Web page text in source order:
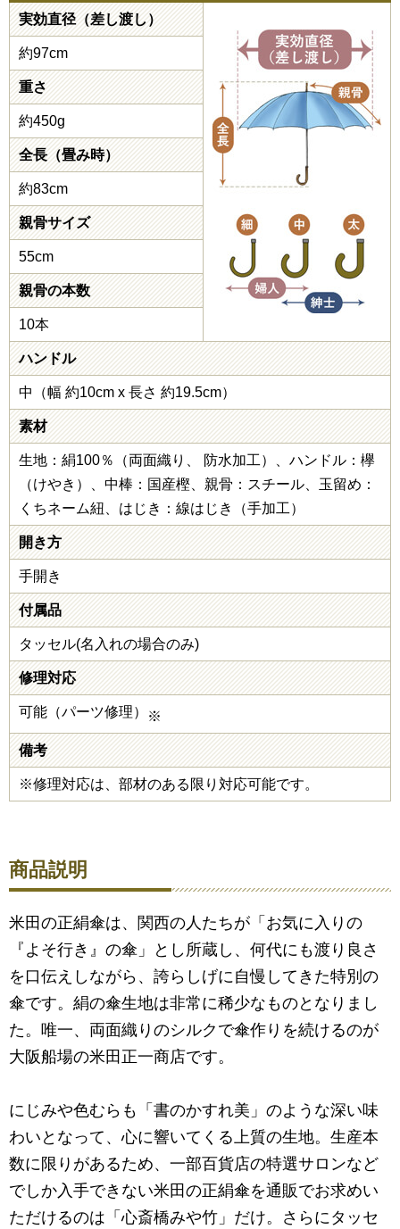
実効直径（差し渡し）
約97cm
重さ
約450g
全長（畳み時）
約83cm
親骨サイズ
55cm
親骨の本数
10本
ハンドル
中（幅 約10cm x 長さ 約19.5cm）
素材
生地：絹100％（両面織り、 防水加工）、ハンドル：欅
（けやき）、中棒：国産樫、親骨：スチール、玉留め：
くちネーム紐、はじき：線はじき（手加工）
開き方
手開き
付属品
タッセル(名入れの場合のみ)
修理対応
可能（パーツ修理） ※
備考
※修理対応は、部材のある限り対応可能です。
商品説明
米田の正絹傘は、関西の人たちが「お気に入りの
『よそ行き』の傘」とし所蔵し、何代にも渡り良さ
を口伝えしながら、誇らしげに自慢してきた特別の
傘です。絹の傘生地は非常に稀少なものとなりまし
た。唯一、両面織りのシルクで傘作りを続けるのが
大阪船場の米田正一商店です。
にじみや色むらも「書のかすれ美」のような深い味
わいとなって、心に響いてくる上質の生地。生産本
数に限りがあるため、一部百貨店の特選サロンなど
でしか入手できない米田の正絹傘を通販でお求めい
ただけるのは「心斎橋みや竹」だけ。さらにタッセ